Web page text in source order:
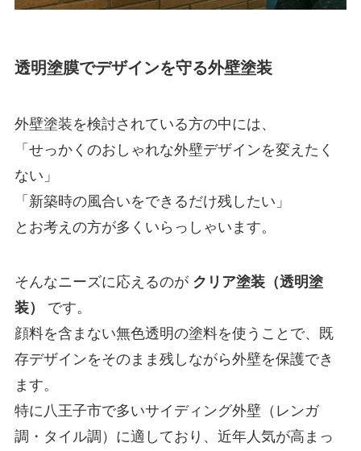
透明塗膜でデザインを守る外壁塗装
外壁塗装を検討されている方の中には、
「せっかくのおしゃれな外壁デザインを変えたく
ない」
「新築時の風合いをできるだけ残したい」
とお考えの方が多くいらっしゃいます。
そんなニーズに応えるのが クリア塗装（透明塗
装）
です。
顔料を含まない無色透明の塗料を使うことで、既
存デザインをそのまま残しながら外壁を保護でき
ます。
特に八王子市で多いサイディング外壁（レンガ
調・タイル調）に適しており、近年人気が高まっ